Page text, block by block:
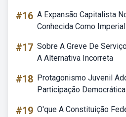
#16 A Expansão Capitalista
Conhecida Como
#17 Sobre A Greve De
A Alternativa Incorreta
#18 Protagonismo Juvenil
Participação Democrática
#19 O'que A Constituição